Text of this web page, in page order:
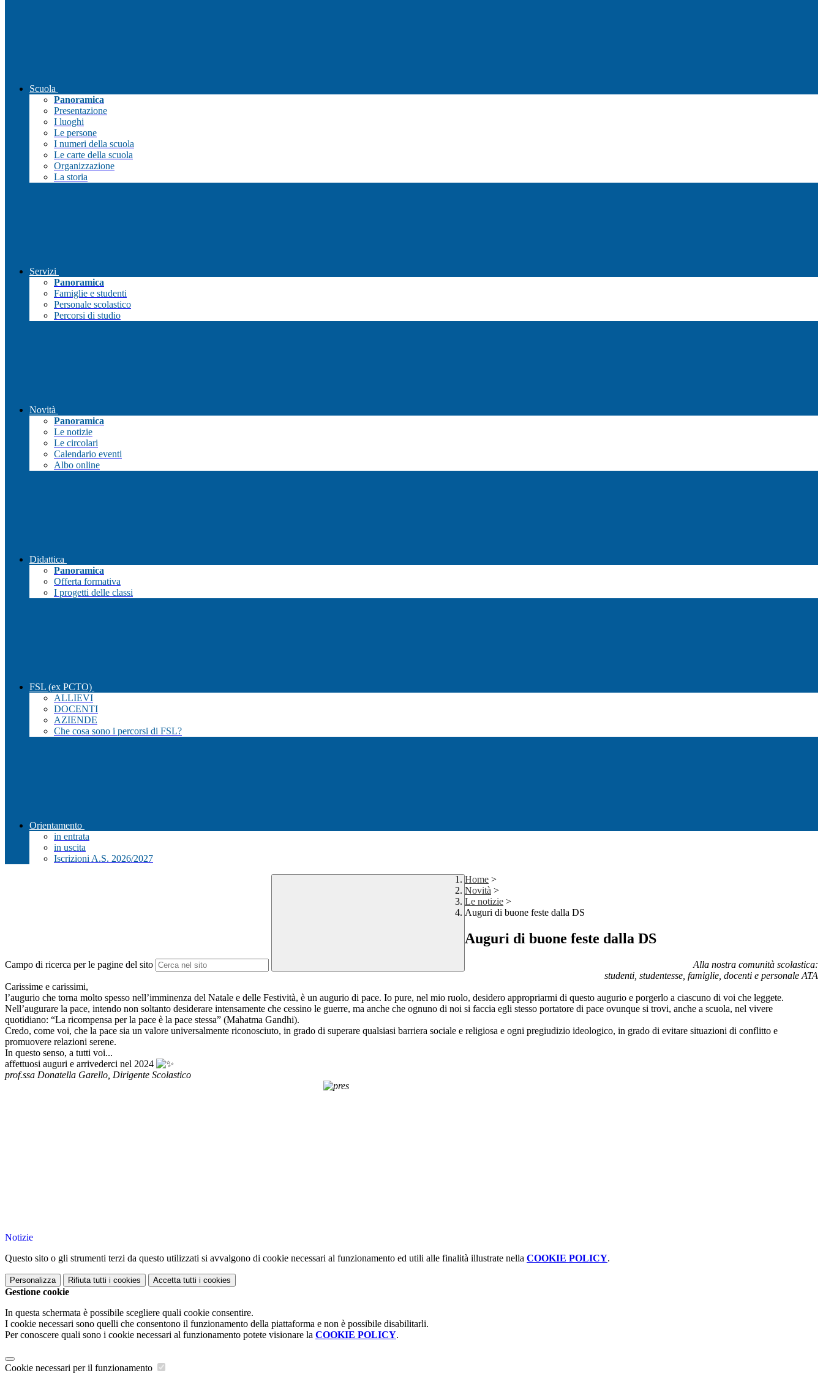
Scuola
Panoramica
Presentazione
I luoghi
Le persone
I numeri della scuola
Le carte della scuola
Organizzazione
La storia
Servizi
Panoramica
Famiglie e studenti
Personale scolastico
Percorsi di studio
Novità
Panoramica
Le notizie
Le circolari
Calendario eventi
Albo online
Didattica
Panoramica
Offerta formativa
I progetti delle classi
FSL (ex PCTO)
ALLIEVI
DOCENTI
AZIENDE
Che cosa sono i percorsi di FSL?
Orientamento
in entrata
in uscita
Iscrizioni A.S. 2026/2027
Campo di ricerca per le pagine del sito
Home >
Novità >
Le notizie >
Auguri di buone feste dalla DS
Auguri di buone feste dalla DS
Alla nostra comunità scolastica:
studenti, studentesse, famiglie, docenti e personale ATA
Carissime e carissimi,
l’augurio che torna molto spesso nell’imminenza del Natale e delle Festività, è un augurio di pace. Io pure, nel mio ruolo, desidero appropriarmi di questo augurio e porgerlo a ciascuno di voi che leggete.
Nell’augurare la pace, intendo non soltanto desiderare intensamente che cessino le guerre, ma anche che ognuno di noi si faccia egli stesso portatore di pace ovunque si trovi, anche a scuola, nel vivere
quotidiano: “La ricompensa per la pace è la pace stessa” (Mahatma Gandhi).
Credo, come voi, che la pace sia un valore universalmente riconosciuto, in grado di superare qualsiasi barriera sociale e religiosa e ogni pregiudizio ideologico, in grado di evitare situazioni di conflitto e
promuovere relazioni serene.
In questo senso, a tutti voi...
affettuosi auguri e arrivederci nel 2024
prof.ssa Donatella Garello, Dirigente Scolastico
Notizie
Questo sito o gli strumenti terzi da questo utilizzati si avvalgono di cookie necessari al funzionamento ed utili alle finalità illustrate nella COOKIE POLICY.
Personalizza Rifiuta tutti i cookies Accetta tutti i cookies
Gestione cookie
In questa schermata è possibile scegliere quali cookie consentire.
I cookie necessari sono quelli che consentono il funzionamento della piattaforma e non è possibile disabilitarli.
Per conoscere quali sono i cookie necessari al funzionamento potete visionare la COOKIE POLICY.
Cookie necessari per il funzionamento